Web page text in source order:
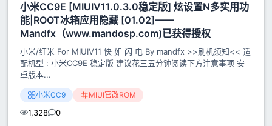
小米CC9E [MIUIV11.0.3.0稳定版] 炫设置N多实用功
能|ROOT冰箱应用隐藏 [01.02]——
Mandfx（www.mandosp.com)已获得授权
小米/红米 For MIUIV11 快 如 闪 电 By mandfx >>刷机须知<< 适
配机型 : 小米CC9E 稳定版 建议花三五分钟阅读下方注意事项 安
卓版本...
小米CC9 MIUI官改ROM
1,328 0